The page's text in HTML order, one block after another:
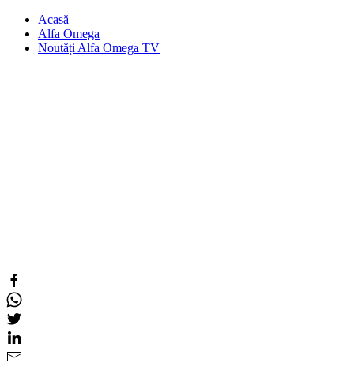
Acasă
Alfa Omega
Noutăți Alfa Omega TV